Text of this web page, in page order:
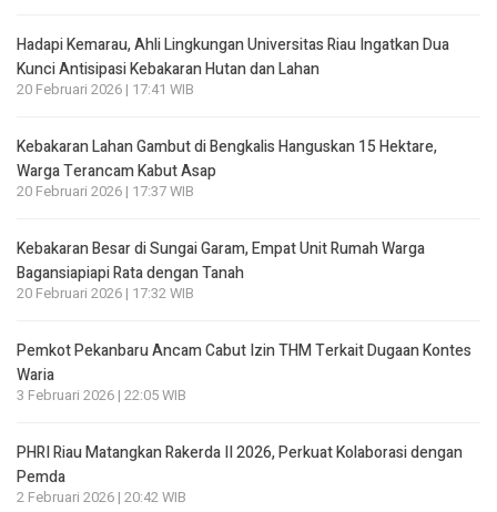
Hadapi Kemarau, Ahli Lingkungan Universitas Riau Ingatkan Dua
Kunci Antisipasi Kebakaran Hutan dan Lahan
20 Februari 2026 | 17:41 WIB
Kebakaran Lahan Gambut di Bengkalis Hanguskan 15 Hektare,
Warga Terancam Kabut Asap
20 Februari 2026 | 17:37 WIB
Kebakaran Besar di Sungai Garam, Empat Unit Rumah Warga
Bagansiapiapi Rata dengan Tanah
20 Februari 2026 | 17:32 WIB
Pemkot Pekanbaru Ancam Cabut Izin THM Terkait Dugaan Kontes
Waria
3 Februari 2026 | 22:05 WIB
PHRI Riau Matangkan Rakerda II 2026, Perkuat Kolaborasi dengan
Pemda
2 Februari 2026 | 20:42 WIB